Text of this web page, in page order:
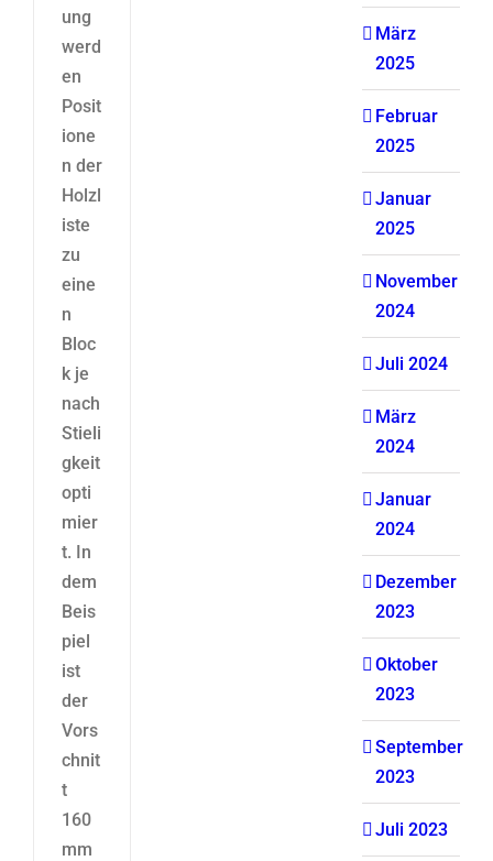
ung
werd
en
Posit
ione
n der
Holzl
iste
zu
eine
n
Bloc
k je
nach
Stieli
gkeit
opti
mier
t. In
dem
Beis
piel
ist
der
Vors
chnit
t
160
mm
März
2025
Februar
2025
Januar
2025
November
2024
Juli 2024
März
2024
Januar
2024
Dezember
2023
Oktober
2023
September
2023
Juli 2023